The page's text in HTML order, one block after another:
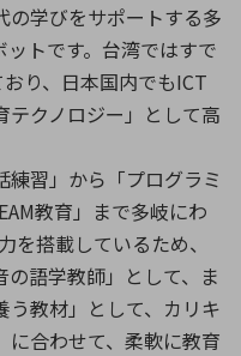
の学びをサポートする多
トです。台湾ではすで
り、日本国内でもICT
クノロジー」として高
習」から「プログラミ
教育」まで多岐にわ
を搭載しているため、
語学教師」として、ま
う教材」として、カリキ
に合わせて、柔軟に教育